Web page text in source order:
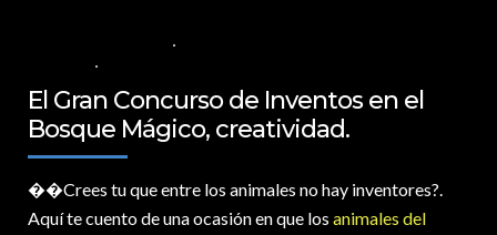
El Gran Concurso de Inventos en el
Bosque Mágico, creatividad.
��Crees tu que entre los animales no hay inventores?.
Aquí te cuento de una ocasión en que los animales del